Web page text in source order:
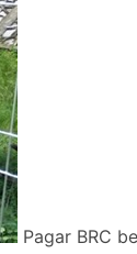
Pagar BRC